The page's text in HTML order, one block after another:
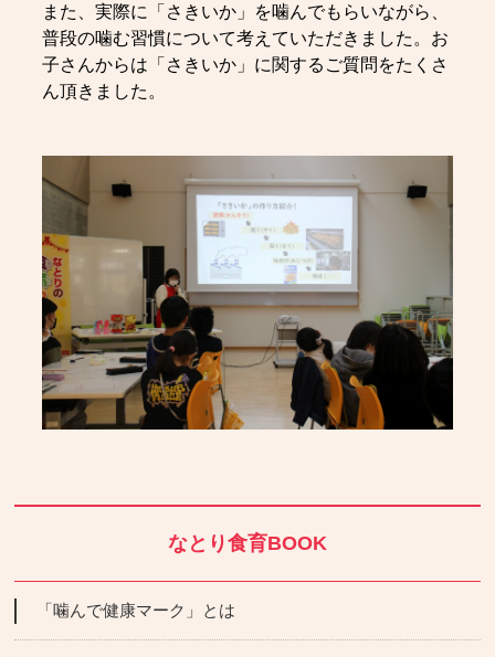
また、実際に「さきいか」を噛んでもらいながら、
普段の噛む習慣について考えていただきました。お
子さんからは「さきいか」に関するご質問をたくさ
ん頂きました。
なとり食育BOOK
「噛んで健康マーク」とは